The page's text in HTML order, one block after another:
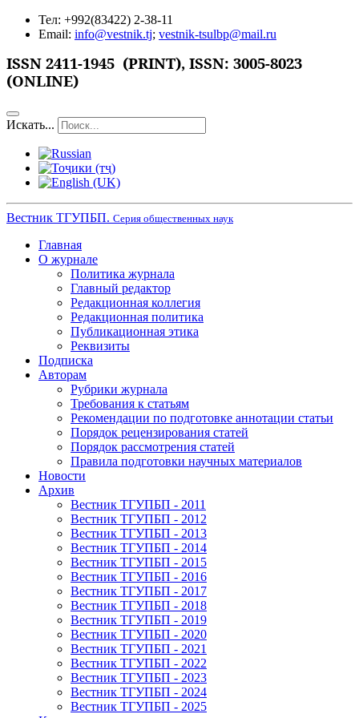
Тел: +992(83422) 2-38-11
Email: info@vestnik.tj; vestnik-tsulbp@mail.ru
ISSN 2411-1945 (PRINT), ISSN: 3005-8023
(ONLINE)
Искать...
Вестник ТГУПБП. Серия общественных наук
Главная
О журнале
Политика журнала
Главный редактор
Редакционная коллегия
Редакционная политика
Публикационная этика
Реквизиты
Подписка
Авторам
Рубрики журнала
Требования к статьям
Рекомендации по подготовке аннотации статьи
Порядок рецензирования статей
Порядок рассмотрения статей
Правила подготовки научных материалов
Новости
Архив
Вестник ТГУПБП - 2011
Вестник ТГУПБП - 2012
Вестник ТГУПБП - 2013
Вестник ТГУПБП - 2014
Вестник ТГУПБП - 2015
Вестник ТГУПБП - 2016
Вестник ТГУПБП - 2017
Вестник ТГУПБП - 2018
Вестник ТГУПБП - 2019
Вестник ТГУПБП - 2020
Вестник ТГУПБП - 2021
Вестник ТГУПБП - 2022
Вестник ТГУПБП - 2023
Вестник ТГУПБП - 2024
Вестник ТГУПБП - 2025